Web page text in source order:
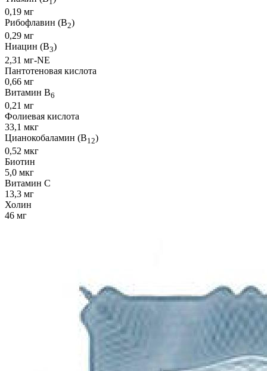
0,19 мг
Рибофлавин (B2)
0,29 мг
Ниацин (B3)
2,31 мг-NE
Пантотеновая кислота
0,66 мг
Витамин B6
0,21 мг
Фолиевая кислота
33,1 мкг
Цианокобаламин (B12)
0,52 мкг
Биотин
5,0 мкг
Витамин С
13,3 мг
Холин
46 мг